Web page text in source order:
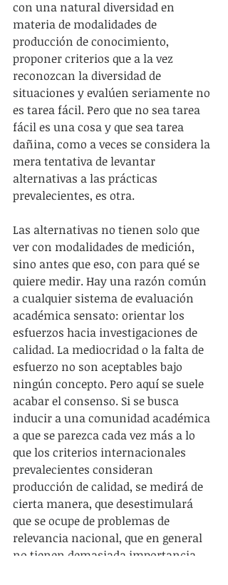
con una natural diversidad en
materia de modalidades de
producción de conocimiento,
proponer criterios que a la vez
reconozcan la diversidad de
situaciones y evalúen seriamente no
es tarea fácil. Pero que no sea tarea
fácil es una cosa y que sea tarea
dañina, como a veces se considera la
mera tentativa de levantar
alternativas a las prácticas
prevalecientes, es otra.
Las alternativas no tienen solo que
ver con modalidades de medición,
sino antes que eso, con para qué se
quiere medir. Hay una razón común
a cualquier sistema de evaluación
académica sensato: orientar los
esfuerzos hacia investigaciones de
calidad. La mediocridad o la falta de
esfuerzo no son aceptables bajo
ningún concepto. Pero aquí se suele
acabar el consenso. Si se busca
inducir a una comunidad académica
a que se parezca cada vez más a lo
que los criterios internacionales
prevalecientes consideran
producción de calidad, se medirá de
cierta manera, que desestimulará
que se ocupe de problemas de
relevancia nacional, que en general
no tienen demasiada importancia